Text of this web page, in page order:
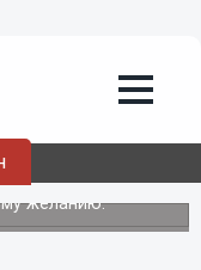
уволили
отпуска
желанию.